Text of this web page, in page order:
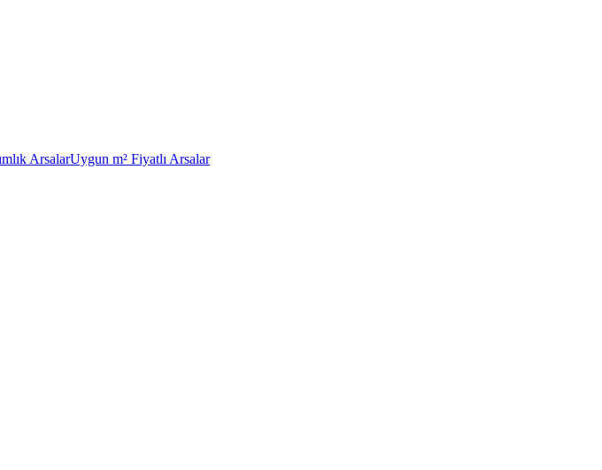
ArsalarUygun m² Fiyatlı Arsalar